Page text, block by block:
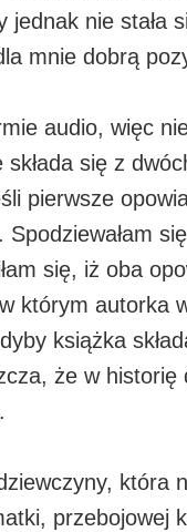
jednak nie stała
mnie dobrą
audio, więc
się z
pierwsze
Spodziewałam
się, iż oba
którym autorka
książka
że w
która
przebojowej